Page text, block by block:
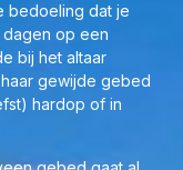
om Heling gebruik
gewijd en
LeMUria
Orgonite
herkennen zijn
zonder mijn
bedoeling dat je
op een
bij het altaar
gewijde gebed
hardop of in